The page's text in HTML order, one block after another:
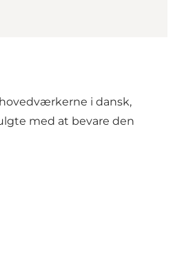
hovedværkerne i dansk,
med at bevare den